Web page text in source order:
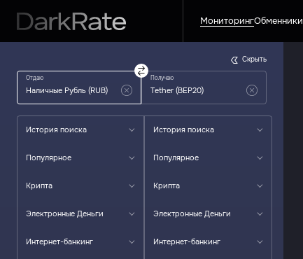
МониторингОбменники
Отдаю Получаю
История поиска
Популярное
Крипта
Электронные Деньги
Интернет-банкинг
История поиска
Популярное
Крипта
Электронные Деньги
Интернет-банкинг
Скрыть